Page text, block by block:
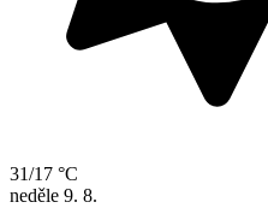
31/17 °C
neděle 9. 8.